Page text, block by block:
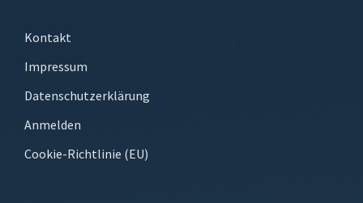
Kontakt
Impressum
Datenschutzerklärung
Anmelden
Cookie-Richtlinie (EU)